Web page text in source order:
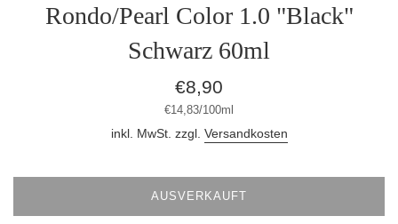
Rondo/Pearl Color 1.0 "Black"
Schwarz 60ml
Normaler
Preis
€8,90
Stückpreis
€14,83/pro
100ml
inkl. MwSt. zzgl. Versandkosten
AUSVERKAUFT